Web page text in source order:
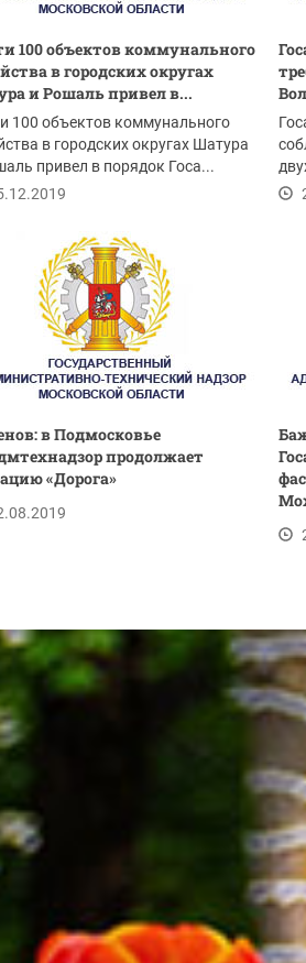
100 объектов коммунального
в городских округах
и Рошаль привел в...
100 объектов коммунального
в городских округах Шатура
привел в порядок Госа...
на
в Подмосковье
продолжает
«Дорога»